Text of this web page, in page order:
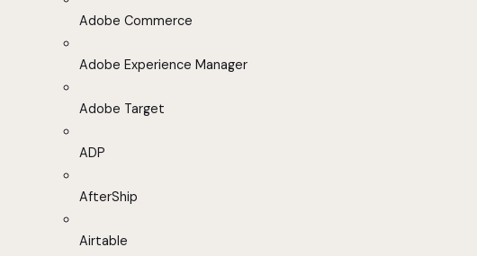
Adobe Commerce
Adobe Experience Manager
Adobe Target
ADP
AfterShip
Airtable